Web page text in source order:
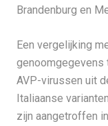
Brandenburg en
Een vergelijking
genoomgegevens
AVP-virussen uit
Italiaanse
zijn aangetroffen